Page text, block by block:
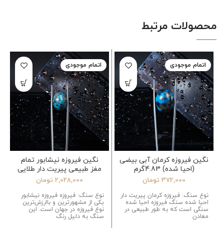
محصولات مرتبط
اتمام موجودی
نگین فیروزه کرمان آبی بیضی
(احیا شده) 4.83گرم
372,000 تومان
نوع سنگ: فیروزه کرمان پیریت دار
احیا شده سنگ فیروزه احیا شده
سنگی است که به طور طبیعی در
معادن
اتمام موجودی
نگین فیروزه نیشابور تمام
مغز طبیعی پیریت دار طلایی
بیضی 2.35گرم
2,028,000 تومان
نوع سنگ: فیروزه فیروزه نیشابور
یکی از مشهورترین و باارزش‌ترین
نوع فیروزه در جهان است. این
سنگ به دلیل رنگ